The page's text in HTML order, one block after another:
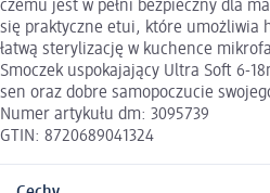
czemu jest w pełni bezpieczny dla
się praktyczne etui, które umożliwia
łatwą sterylizację w kuchence
Smoczek uspokajający Ultra Soft 6-
sen oraz dobre samopoczucie
Numer artykułu dm: 3095739
GTIN: 8720689041324